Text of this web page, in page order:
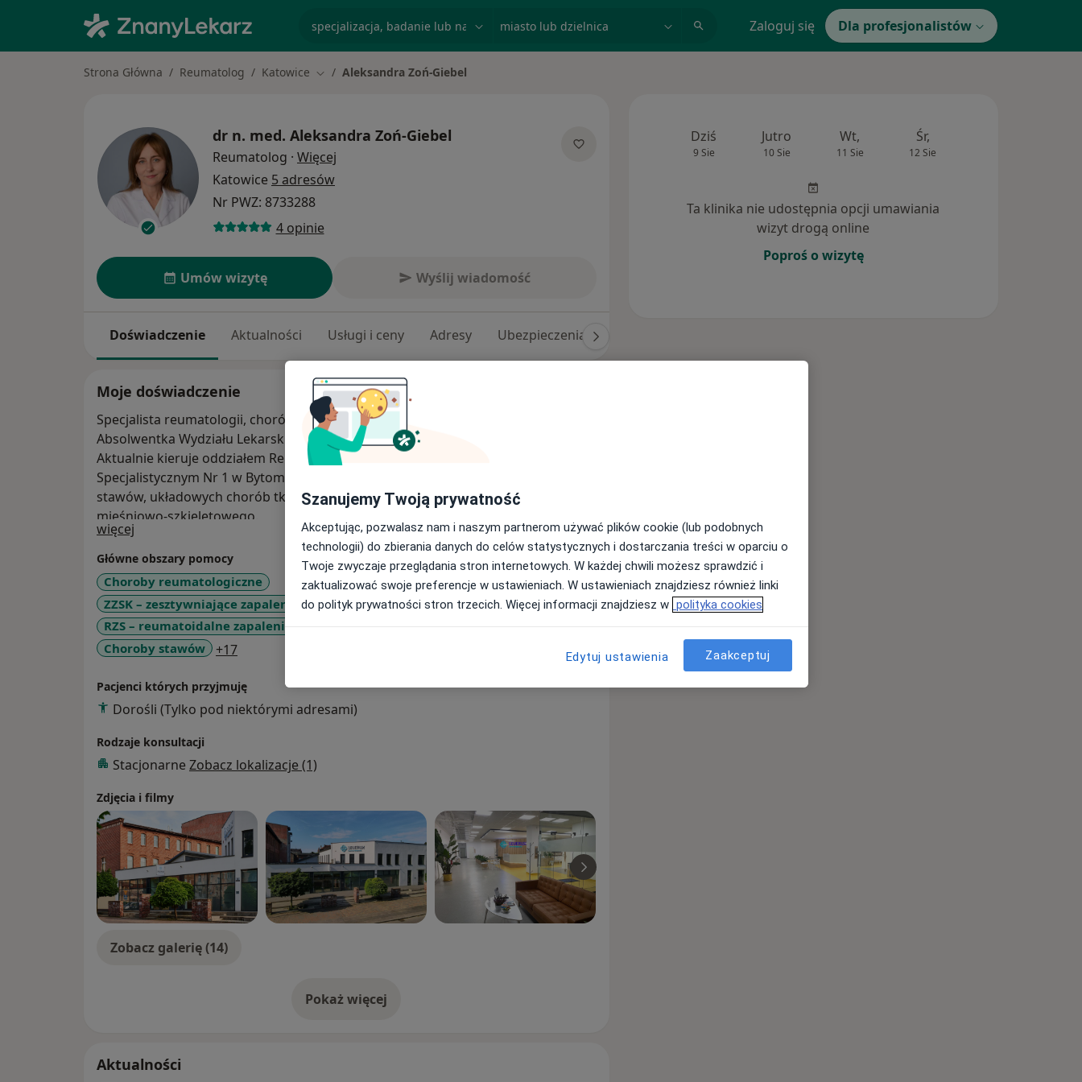
Zaloguj się Dla profesjonalistów
Strona Główna Reumatolog Katowice Zmień miasto
Aleksandra Zoń-Giebel
dr n. med. Aleksandra Zoń-Giebel
Reumatolog · Więcej
Katowice 5 adresów
Nr PWZ: 8733288
4 opinie
Umów wizytę Wyślij wiadomość
Doświadczenie Aktualności Usługi i ceny Adresy Ubezpieczenia
Moje doświadczenie
Specjalista reumatologii, chorób wewnętrznych i immunologii klinicznej.
Absolwentka Wydziału Lekarskiego Śląskiej Akademii Medycznej w Katowicach.
Aktualnie kieruje oddziałem Reumatologii i Rehabilitacji w Szpitalu
Specjalistycznym Nr 1 w Bytomiu. Specjalizuje się w diagnostyce i leczeniu chorób
stawów, układowych chorób tkanki łącznej. Wykonuje badania USG układu
mięśniowo-szkieletowego.
więcej
Główne obszary pomocy
Choroby reumatologiczne
ZZSK – zesztywniające zapalenie stawów kręgosłupa
RZS – reumatoidalne zapalenie stawów
Choroby stawów
+17a11y_sr_more_diseases
Pacjenci których przyjmuję
Dorośli (Tylko pod niektórymi adresami)
Rodzaje konsultacji
Stacjonarne Zobacz lokalizacje (1)
Zdjęcia i filmy
Zobacz galerię (14)
Pokaż więcejo doświadczeniu
Aktualności
Dziś
9 Sie
Jutro
10 Sie
Wt,
11 Sie
Śr,
12 Sie
Ta klinika nie udostępnia opcji umawiania
wizyt drogą online
Poproś o wizytę
Szanujemy Twoją prywatność
Akceptując, pozwalasz nam i naszym partnerom używać plików cookie (lub podobnych
technologii) do zbierania danych do celów statystycznych i dostarczania treści w oparciu o
Twoje zwyczaje przeglądania stron internetowych. W każdej chwili możesz sprawdzić i
zaktualizować swoje preferencje w ustawieniach. W ustawieniach znajdziesz również linki
do polityk prywatności stron trzecich. Więcej informacji znajdziesz w polityka cookies
Edytuj ustawienia Zaakceptuj